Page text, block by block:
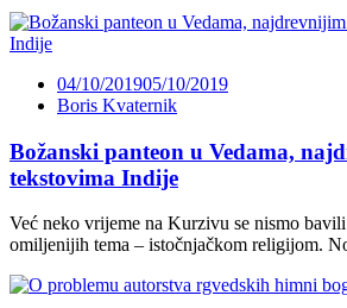
04/10/201905/10/2019
Boris Kvaternik
Božanski panteon u Vedama,
tekstovima Indije
Već neko vrijeme na Kurzivu se nismo
omiljenijih tema – istočnjačkom religijom.